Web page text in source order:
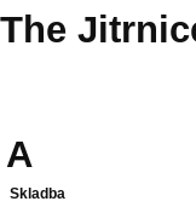
The
A
Skladba